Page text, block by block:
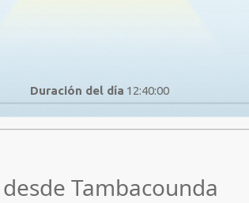
Duración del día 12:40:00
Tambacounda